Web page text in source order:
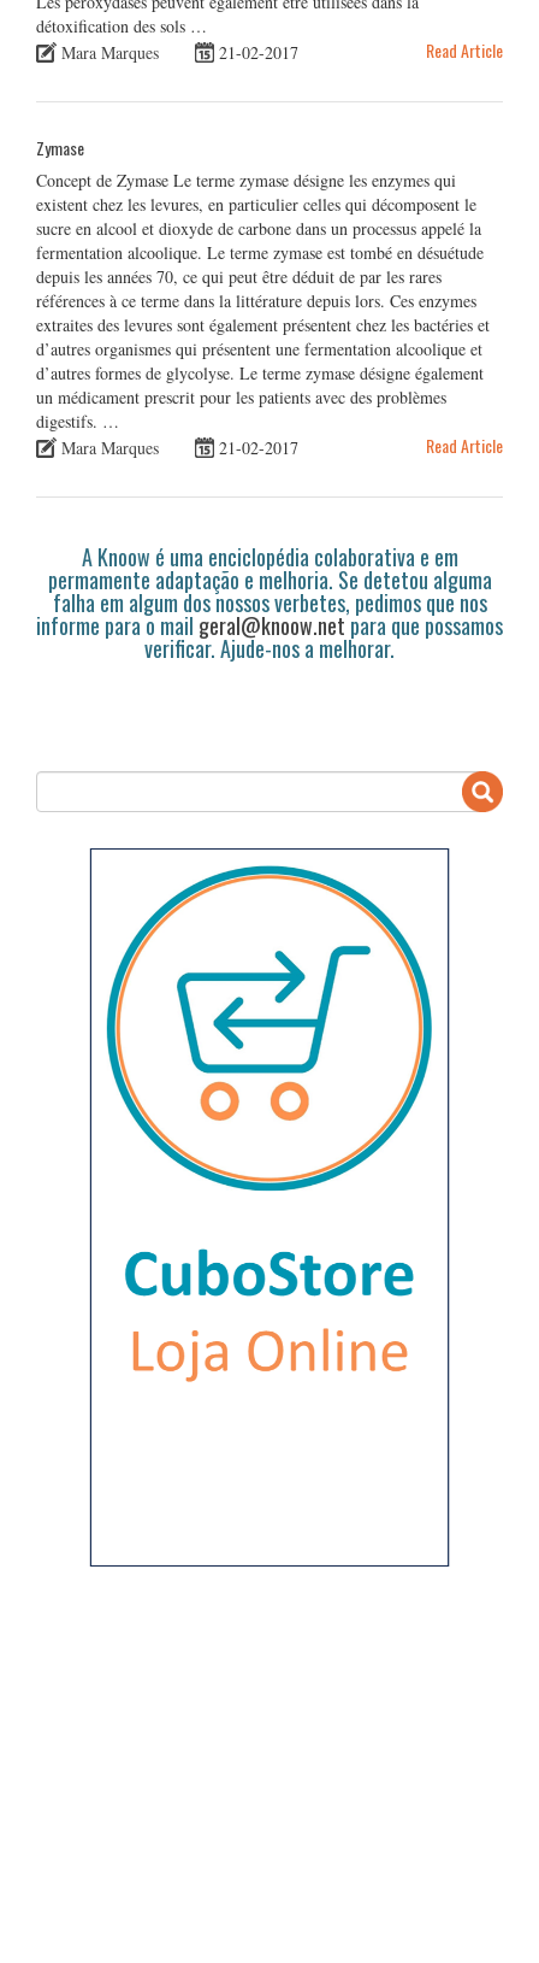
détoxification des sols …
Mara Marques
21-02-2017 Read Article
Zymase
Concept de Zymase Le terme zymase désigne les enzymes qui
existent chez les levures, en particulier celles qui décomposent le
sucre en alcool et dioxyde de carbone dans un processus appelé la
fermentation alcoolique. Le terme zymase est tombé en désuétude
depuis les années 70, ce qui peut être déduit de par les rares
références à ce terme dans la littérature depuis lors. Ces enzymes
extraites des levures sont également présentent chez les bactéries et
d’autres organismes qui présentent une fermentation alcoolique et
d’autres formes de glycolyse. Le terme zymase désigne également
un médicament prescrit pour les patients avec des problèmes
digestifs. …
Mara Marques
21-02-2017 Read Article
A Knoow é uma enciclopédia colaborativa e em
permamente adaptação e melhoria. Se detetou alguma
falha em algum dos nossos verbetes, pedimos que nos
informe para o mail geral@knoow.netpara que possamos
verificar. Ajude-nos a melhorar.